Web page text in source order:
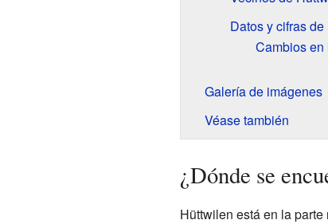
Datos y cifras
Cambios
Galería de imágenes
Véase también
¿Dónde se
Hüttwilen está en la